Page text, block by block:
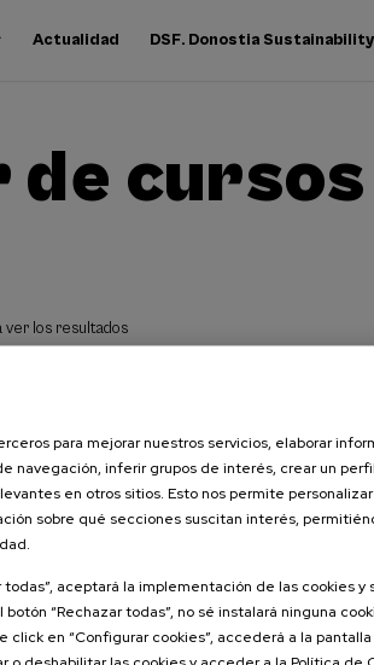
Actualidad DSF. Donostia
de cursos
los resultados
48
Actividades
para mejorar nuestros servicios, elaborar
navegación, inferir grupos de interés, crear un
en otros sitios. Esto nos permite
sobre qué secciones suscitan interés,
aceptará la implementación de las cookies y
“Rechazar todas”, no sé instalará ninguna
en “Configurar cookies”, accederá a la